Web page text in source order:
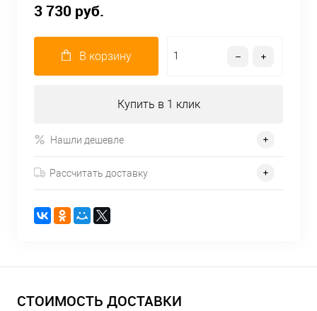
3 730 руб.
В корзину
Купить в 1 клик
Нашли дешевле
Рассчитать доставку
СТОИМОСТЬ ДОСТАВКИ